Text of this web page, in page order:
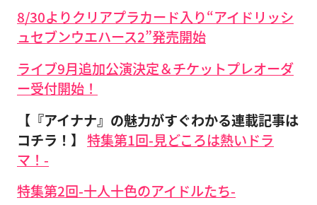
8/30よりクリアプラカード入り“アイドリッシ
ュセブンウエハース2”発売開始
ライブ9月追加公演決定＆チケットプレオーダ
ー受付開始！
【『アイナナ』の魅力がすぐわかる連載記事は
コチラ！】 特集第1回-見どころは熱いドラ
マ！-
特集第2回-十人十色のアイドルたち-